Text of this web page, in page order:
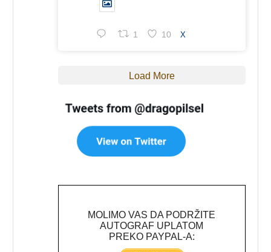
1 10 X
Load More
MOLIMO VAS DA PODRŽITE
AUTOGRAF UPLATOM
PREKO PAYPAL-A: